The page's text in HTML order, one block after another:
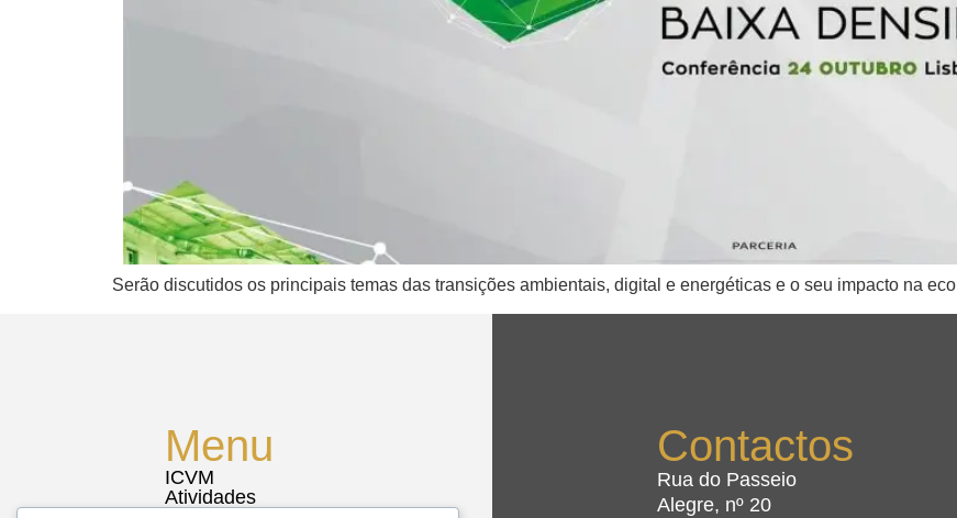
Serão discutidos os principais temas das transições ambientais, digital e energéticas e o seu impacto na
Menu
ICVM
Atividades
Contactos
Rua do Passeio
Alegre, nº 20